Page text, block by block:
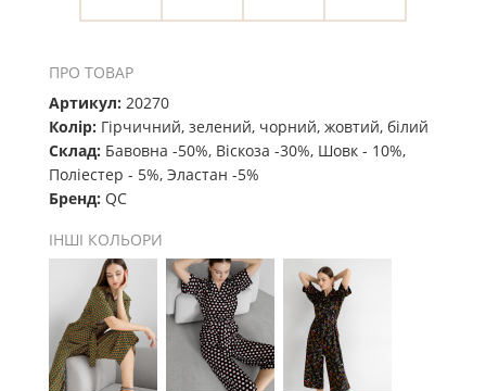
ПРО ТОВАР
Артикул: 20270
Колір: Гірчичний, зелений, чорний, жовтий, білий
Склад: Бавовна -50%, Віскоза -30%, Шовк - 10%,
Поліестер - 5%, Эластан -5%
Бренд: QC
ІНШІ КОЛЬОРИ